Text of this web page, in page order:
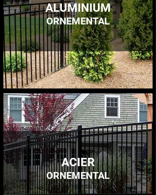
ALUMINIUM
ORNEMENTAL
ACIER
ORNEMENTAL